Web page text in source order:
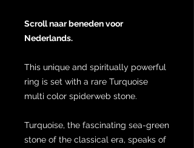
Scroll naar beneden voor
Nederlands.
This unique and spiritually powerful
ring is set with a rare Turquoise
multi color spiderweb stone.
Turquoise, the fascinating sea-green
stone of the classical era, speaks of